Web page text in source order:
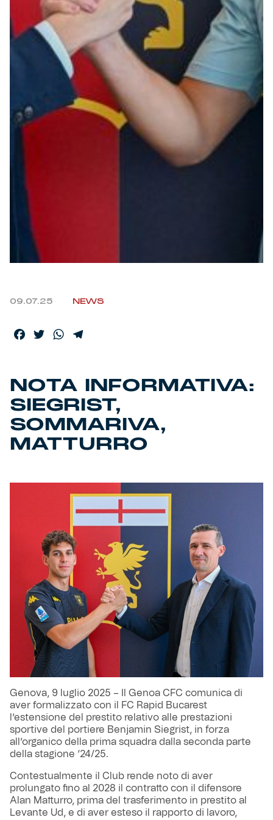
Robe di Kappa x Genoa
Vintage Collection
Red&Blue Voices
Kids
Outlet
Helan x Genoa
Isolani x Genoa
Fortissimo batte il mio cuor
09.07.25 NEWS
Facebook
TwitterWhatsApp
NOTA INFORMATIVA:
SIEGRIST,
SOMMARIVA,
MATTURRO
Genova, 9 luglio 2025 – Il Genoa CFC comunica di
aver formalizzato con il FC Rapid Bucarest
l’estensione del prestito relativo alle prestazioni
sportive del portiere Benjamin Siegrist, in forza
all’organico della prima squadra dalla seconda parte
della stagione ‘24/25.
Contestualmente il Club rende noto di aver
prolungato fino al 2028 il contratto con il difensore
Alan Matturro, prima del trasferimento in prestito al
Levante Ud, e di aver esteso il rapporto di lavoro,